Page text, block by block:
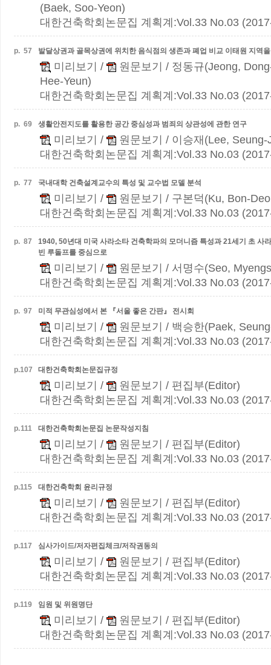
(Baek, Soo-Yeon)
대한건축학회논문집 계획계:Vol.33 No.03
p. 57 발달상권과 골목상권에 위치한 음식점의 생존과 폐업 비교 이태원 지역
미리보기 / 원문보기
/ 정동규(Jeong,
Hee-Yeun)
대한건축학회논문집 계획계:Vol.33 No.03
p. 69 생활안전지도를 활용한 공간 중심성과 범죄의 상관성에 관한 연구
미리보기 / 원문보기
/ 이승재(Lee, Seung-
대한건축학회논문집 계획계:Vol.33 No.03
p. 77 국내대학 건축설계교수의 특성 및 교수법 모델 분석
미리보기 / 원문보기
/ 구본덕(Ku, Bon-
대한건축학회논문집 계획계:Vol.33 No.03
p. 87
1940, 50년대 미국 사라소타 건축학파의 모더니즘 특성과 21세기 초 사
빈 루돌프를 중심으로
미리보기 / 원문보기
/ 서명수(Seo,
대한건축학회논문집 계획계:Vol.33 No.03
p. 97 미적 무관심성에서 본 『서울 좋은 간판』 전시회
미리보기 / 원문보기
/ 백승한(Paek,
대한건축학회논문집 계획계:Vol.33 No.03
p.107 대한건축학회논문집규정
미리보기 / 원문보기
/ 편집부(Editor)
대한건축학회논문집 계획계:Vol.33 No.03
p.111 대한건축학회논문집 논문작성지침
미리보기 / 원문보기
/ 편집부(Editor)
대한건축학회논문집 계획계:Vol.33 No.03
p.115 대한건축학회 윤리규정
미리보기 / 원문보기
/ 편집부(Editor)
대한건축학회논문집 계획계:Vol.33 No.03
p.117 심사가이드/저자편집체크/저작권동의
미리보기 / 원문보기
/ 편집부(Editor)
대한건축학회논문집 계획계:Vol.33 No.03
p.119 임원 및 위원명단
미리보기 / 원문보기
/ 편집부(Editor)
대한건축학회논문집 계획계:Vol.33 No.03